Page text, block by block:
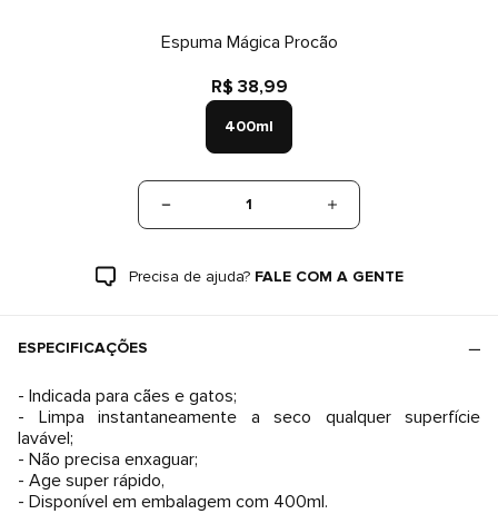
Espuma Mágica Procão
R$ 38,99
400ml
1
Precisa de ajuda? FALE COM A GENTE
ESPECIFICAÇÕES
- Indicada para cães e gatos;
- Limpa instantaneamente a seco qualquer superfície
lavável;
- Não precisa enxaguar;
- Age super rápido,
- Disponível em embalagem com 400ml.